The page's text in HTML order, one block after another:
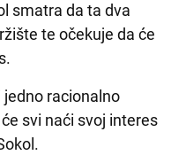
smatra da ta dva
te očekuje da će
racionalno
svi naći svoj interes